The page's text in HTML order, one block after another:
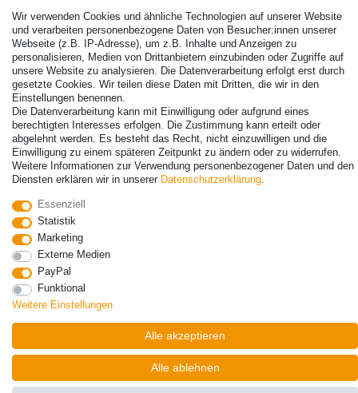
© Copyright 2026 | Alle Rechte vorbehalten. - Alle Rechte vorbehalten.
Preisangaben inkl. gesetzl. 19% MwSt. | Grundpreise siehe Artikeldetail | *Gilt für
Lieferungen nach Deutschland!
Vertrag widerrufen Kontakt
Wir verwenden Cookies und ähnliche Technologien auf unserer Website
und verarbeiten personenbezogene Daten von Besucher:innen unserer
Webseite (z.B. IP-Adresse), um z.B. Inhalte und Anzeigen zu
personalisieren, Medien von Drittanbietern einzubinden oder Zugriffe auf
unsere Website zu analysieren. Die Datenverarbeitung erfolgt erst durch
gesetzte Cookies. Wir teilen diese Daten mit Dritten, die wir in den
Einstellungen benennen.
Die Datenverarbeitung kann mit Einwilligung oder aufgrund eines
berechtigten Interesses erfolgen. Die Zustimmung kann erteilt oder
abgelehnt werden. Es besteht das Recht, nicht einzuwilligen und die
Einwilligung zu einem späteren Zeitpunkt zu ändern oder zu widerrufen.
Weitere Informationen zur Verwendung personenbezogener Daten und den
Diensten erklären wir in unserer Daten­schutz­erklärung.
Essenziell
Statistik
Marketing
Externe Medien
PayPal
Funktional
Weitere Einstellungen
Alle akzeptieren
Alle ablehnen